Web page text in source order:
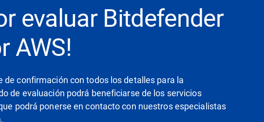
evaluar Bitdefender
AWS!
de confirmación con todos los detalles para la
de evaluación podrá beneficiarse de los servicios
podrá ponerse en contacto con nuestros especialistas